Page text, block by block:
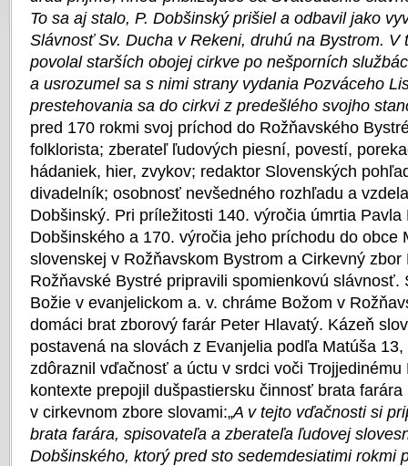
To sa aj stalo, P. Dobšinský prišiel a odbavil jako
Slávnosť Sv. Ducha v Rekeni, druhú na Bystrom. V
povolal starších obojej cirkve po nešporních
a usrozumel sa s nimi strany vydania Pozváceho
prestehovania sa do cirkvi z predešlého svojho
pred 170 rokmi svoj príchod do Rožňavského
folklorista; zberateľ ľudových piesní, povestí,
hádaniek, hier, zvykov; redaktor Slovenských
divadelník; osobnosť nevšedného rozhľadu a
Dobšinský. Pri príležitosti 140. výročia úmrtia Pavla
Dobšinského a 170. výročia jeho príchodu do obce
slovenskej v Rožňavskom Bystrom a Cirkevný zbor
Rožňavské Bystré pripravili spomienkovú slávnosť.
Božie v evanjelickom a. v. chráme Božom v
domáci brat zborový farár Peter Hlavatý. Kázeň
postavená na slovách z Evanjelia podľa Matúša
zdôraznil vďačnosť a úctu v srdci voči Trojjedinému
kontexte prepojil dušpastiersku činnosť brata farára
v cirkevnom zbore slovami:„A v tejto vďačnosti si
brata farára, spisovateľa a zberateľa ľudovej
Dobšinského, ktorý pred sto sedemdesiatimi rokmi